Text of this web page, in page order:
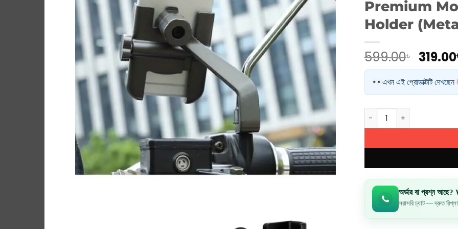
Premium
Holder
599.00৳
price
was:
319.00
এখন এই প্রোডাক্টটি দেখছেন
Premium Motorcycle
অর্ডার বা প্রশ্ন
সরাসরি চ্যাট — দ্রুত